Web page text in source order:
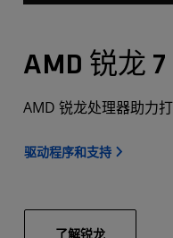
AMD 锐龙 7
AMD 锐龙处理器助力
驱动程序和支持
了解锐龙